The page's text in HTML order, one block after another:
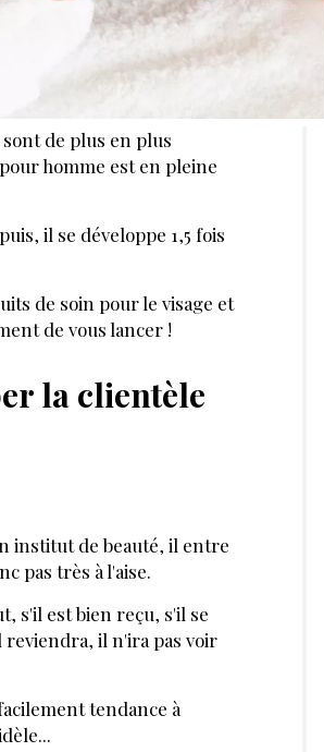
de plus en plus
homme est en pleine
il se développe 1,5 fois
de soin pour le visage et
de vous lancer !
la clientèle
institut de beauté, il entre
pas très à l'aise.
s'il est